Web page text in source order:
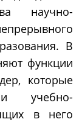
научно-
В
функции
которые
и учебно-
в него